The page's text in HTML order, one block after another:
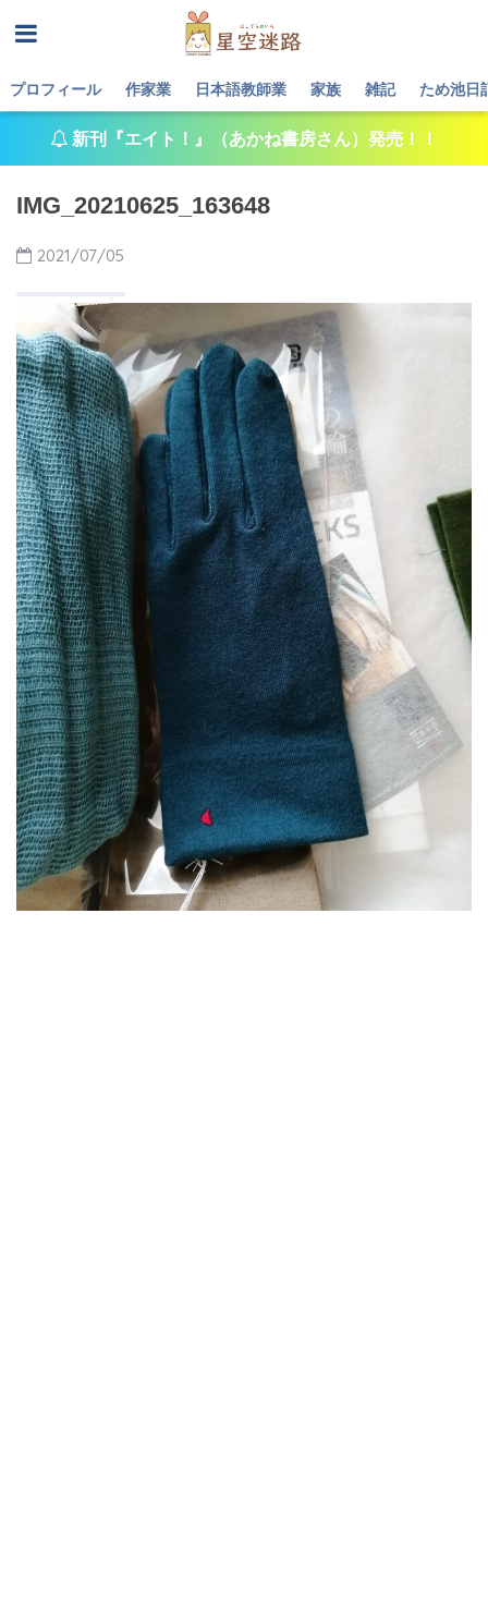
プロフィール 作家業 日本語教師業 家族 雑記 ため池日
新刊『エイト！』（あかね書房さん）発売！！
IMG_20210625_163648
2021/07/05